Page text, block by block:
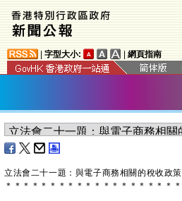
字型大小: 網頁指南
立法會二十一題：與電子商務相關的稅收政策
＊ ＊ ＊ ＊ ＊ ＊ ＊ ＊ ＊ ＊ ＊ ＊ ＊ ＊ ＊ ＊ ＊ ＊ ＊ ＊